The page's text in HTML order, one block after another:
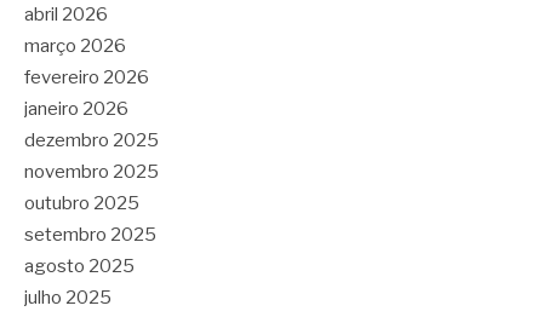
abril 2026
março 2026
fevereiro 2026
janeiro 2026
dezembro 2025
novembro 2025
outubro 2025
setembro 2025
agosto 2025
julho 2025